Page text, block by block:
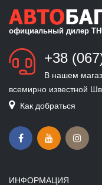
официальный дилер
+38
В нашем
всемирно известной
Как добраться
ИНФОРМАЦИЯ